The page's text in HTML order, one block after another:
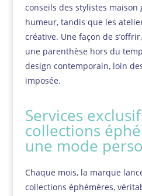
conseils des stylistes maison
humeur, tandis que les
créative. Une façon de
une parenthèse hors du
design contemporain, loin
imposée.
Services
collections
une mode
Chaque mois, la marque
collections éphémères,